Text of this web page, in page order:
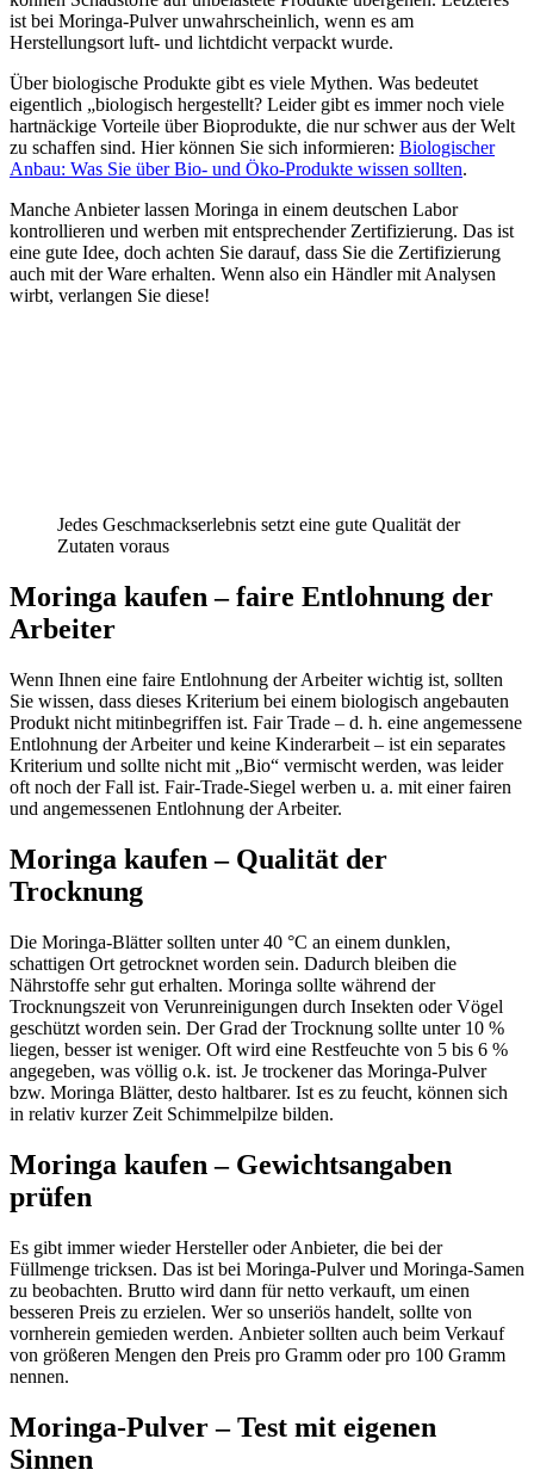
ist bei Moringa-Pulver unwahrscheinlich, wenn es am
Herstellungsort luft- und lichtdicht verpackt wurde.
Über biologische Produkte gibt es viele Mythen. Was bedeutet
eigentlich „biologisch hergestellt? Leider gibt es immer noch viele
hartnäckige Vorteile über Bioprodukte, die nur schwer aus der Welt
zu schaffen sind. Hier können Sie sich informieren: Biologischer
Anbau: Was Sie über Bio- und Öko-Produkte wissen sollten.
Manche Anbieter lassen Moringa in einem deutschen Labor
kontrollieren und werben mit entsprechender Zertifizierung. Das ist
eine gute Idee, doch achten Sie darauf, dass Sie die Zertifizierung
auch mit der Ware erhalten. Wenn also ein Händler mit Analysen
wirbt, verlangen Sie diese!
Jedes Geschmackserlebnis setzt eine gute Qualität der
Zutaten voraus
Moringa kaufen – faire Entlohnung der
Arbeiter
Wenn Ihnen eine faire Entlohnung der Arbeiter wichtig ist, sollten
Sie wissen, dass dieses Kriterium bei einem biologisch angebauten
Produkt nicht mitinbegriffen ist. Fair Trade – d. h. eine angemessene
Entlohnung der Arbeiter und keine Kinderarbeit – ist ein separates
Kriterium und sollte nicht mit „Bio“ vermischt werden, was leider
oft noch der Fall ist. Fair-Trade-Siegel werben u. a. mit einer fairen
und angemessenen Entlohnung der Arbeiter.
Moringa kaufen – Qualität der
Trocknung
Die Moringa-Blätter sollten unter 40 °C an einem dunklen,
schattigen Ort getrocknet worden sein. Dadurch bleiben die
Nährstoffe sehr gut erhalten. Moringa sollte während der
Trocknungszeit von Verunreinigungen durch Insekten oder Vögel
geschützt worden sein. Der Grad der Trocknung sollte unter 10 %
liegen, besser ist weniger. Oft wird eine Restfeuchte von 5 bis 6 %
angegeben, was völlig o.k. ist. Je trockener das Moringa-Pulver
bzw. Moringa Blätter, desto haltbarer. Ist es zu feucht, können sich
in relativ kurzer Zeit Schimmelpilze bilden.
Moringa kaufen – Gewichtsangaben
prüfen
Es gibt immer wieder Hersteller oder Anbieter, die bei der
Füllmenge tricksen. Das ist bei Moringa-Pulver und Moringa-Samen
zu beobachten. Brutto wird dann für netto verkauft, um einen
besseren Preis zu erzielen. Wer so unseriös handelt, sollte von
vornherein gemieden werden. Anbieter sollten auch beim Verkauf
von größeren Mengen den Preis pro Gramm oder pro 100 Gramm
nennen.
Moringa-Pulver – Test mit eigenen
Sinnen